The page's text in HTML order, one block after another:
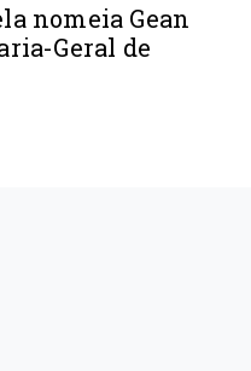
nomeia Gean
Geral de